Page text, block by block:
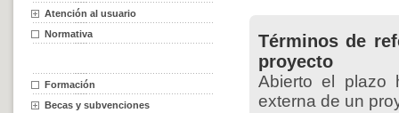
Atención al usuario
Normativa
Formación
Becas y subvenciones
Términos de
proyecto
Abierto el plazo
externa de un